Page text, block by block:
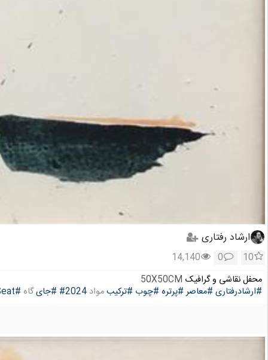
ارشاد رفتاری
10
0
14,140
محفل نقاشی و گرافیک 50X50CM
#ارشادرفتاری #معاصر #پرتره #چوب #ترکیبمواد #2024 #جایگاه #Seat